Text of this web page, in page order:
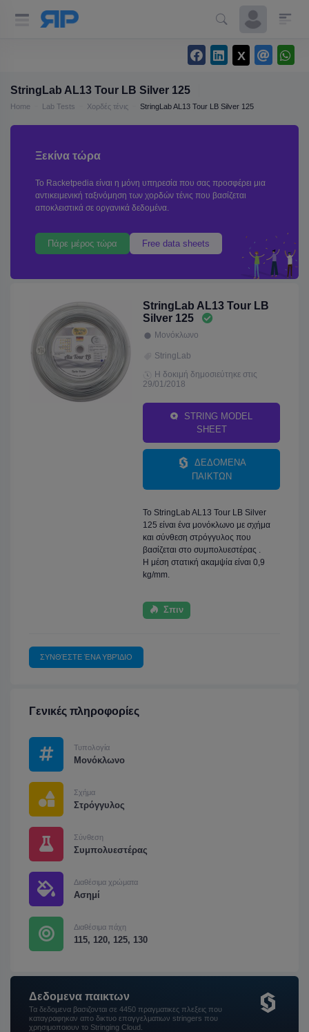
StringLab AL13 Tour LB Silver 125
Home Lab Tests Χορδές τένις StringLab AL13 Tour LB Silver 125
Ξεκίνα τώρα
Το Racketpedia είναι η μόνη υπηρεσία που σας προσφέρει μια
αντικειμενική ταξινόμηση των χορδών τένις που βασίζεται
αποκλειστικά σε οργανικά δεδομένα.
Πάρε μέρος τώρα Free data sheets
StringLab AL13 Tour LB
Silver 125
Μονόκλωνο
StringLab
Η δοκιμή δημοσιεύτηκε στις
29/01/2018
STRING MODEL
SHEET
ΔΕΔΟΜΕΝΑ
ΠΑΙΚΤΩΝ
Το StringLab AL13 Tour LB Silver
125 είναι ένα μονόκλωνο με σχήμα
και σύνθεση στρόγγυλος που
βασίζεται στο συμπολυεστέρας .
Η μέση στατική ακαμψία είναι 0,9
kg/mm.
Σπιν
ΣΥΝΘΈΣΤΕ ΈΝΑ ΥΒΡΊΔΙΟ
Γενικές πληροφορίες
Τυπολογία
Μονόκλωνο
Σχήμα
Στρόγγυλος
Σύνθεση
Συμπολυεστέρας
Διαθέσιμα χρώματα
Ασημί
Διαθέσιμα πάχη
115, 120, 125, 130
Δεδομενα παικτων
Τα δεδομενα βασιζονται σε 4450 πραγματικες πλεξεις που
καταγραφηκαν απο δικτυο επαγγελματιων stringers που
χρησιμοποιουν το Stringing Cloud.